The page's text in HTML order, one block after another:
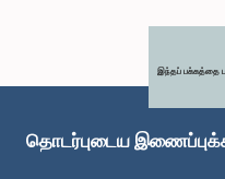
மு.ப. 11:54 - பி.ப. 12:10இந்தப் பக்கத்தை
தொடர்புடைய